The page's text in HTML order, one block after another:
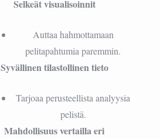
Selkeät visualisoinnit
Auttaa hahmottamaan
pelitapahtumia paremmin.
Syvällinen tilastollinen tieto
Tarjoaa perusteellista analyysia
pelistä.
Mahdollisuus vertailla eri